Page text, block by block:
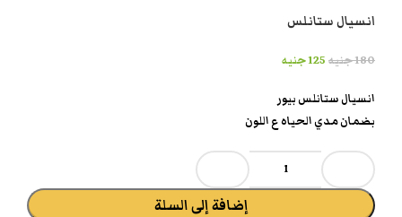
انسيال ستانلس
180جنيه 125جنيه
انسيال ستانلس بيور
بضمان مدي الحياه ع اللون
إضافة إلى السلة